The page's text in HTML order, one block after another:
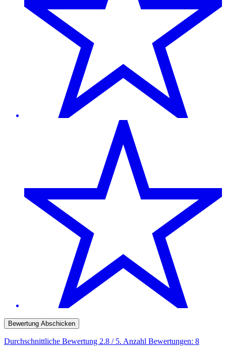
Bewertung Abschicken
Durchschnittliche Bewertung 2.8 / 5. Anzahl Bewertungen: 8